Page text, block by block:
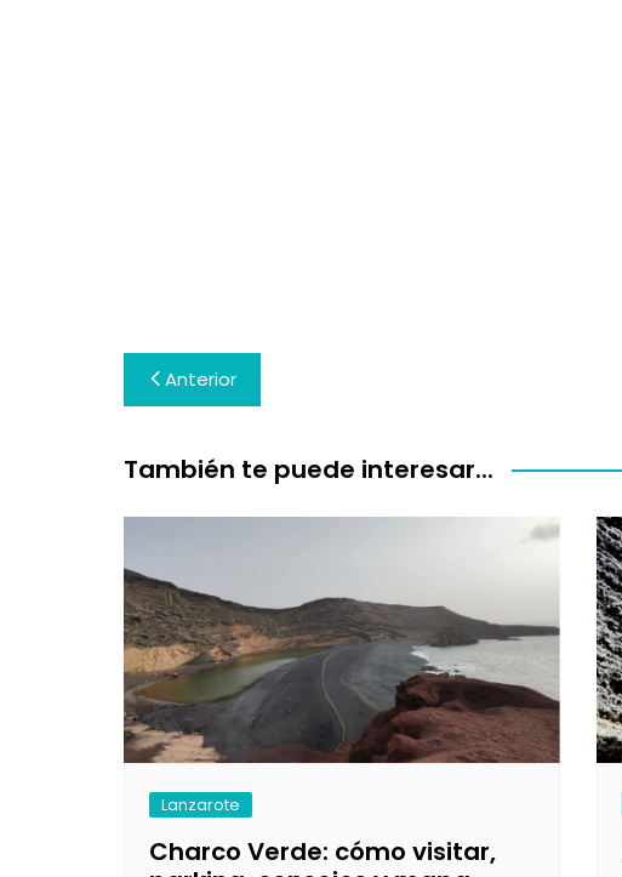
Navegación
de
entradas
Anterior
También te puede interesar...
Lanzarote
Charco Verde: cómo visitar,